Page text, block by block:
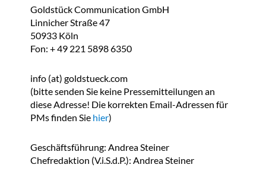
Goldstück Communication GmbH
Linnicher Straße 47
50933 Köln
Fon: + 49 221 5898 6350
info (at) goldstueck.com
(bitte senden Sie keine Pressemitteilungen an
diese Adresse! Die korrekten Email-Adressen für
PMs finden Sie hier)
Geschäftsführung: Andrea Steiner
Chefredaktion (V.i.S.d.P.): Andrea Steiner